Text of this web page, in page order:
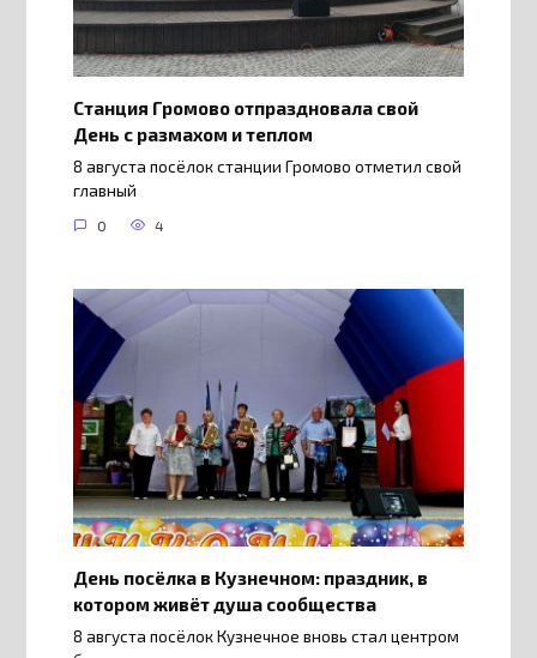
Станция Громово отпраздновала свой
День с размахом и теплом
8 августа посёлок станции Громово отметил свой
главный
0 4
День посёлка в Кузнечном: праздник, в
котором живёт душа сообщества
8 августа посёлок Кузнечное вновь стал центром